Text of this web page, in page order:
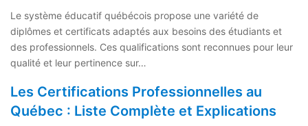
Le système éducatif québécois propose une variété de
diplômes et certificats adaptés aux besoins des étudiants et
des professionnels. Ces qualifications sont reconnues pour leur
qualité et leur pertinence sur…
Les Certifications Professionnelles au
Québec : Liste Complète et Explications